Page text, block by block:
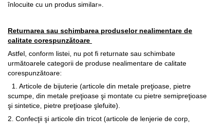
înlocuite cu un produs similar».
Returnarea sau schimbarea produselor nealimentare de
calitate corespunzătoare
Astfel, conform listei, nu pot fi returnate sau schimbate
următoarele categorii de produse nealimentare de calitate
corespunzătoare:
1. Articole de bijuterie (articole din metale preţioase, pietre
scumpe, din metale preţioase şi montate cu pietre semipreţioase
şi sintetice, pietre preţioase şlefuite).
2. Confecţii şi articole din tricot (articole de lenjerie de corp,